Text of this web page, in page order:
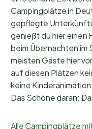
Campingplätze in
gepflegte
genießt du hier einen
beim Übernachten im
meisten Gäste hier
auf diesen Plätzen
keine
Das Schöne daran:
Alle Campingplätze